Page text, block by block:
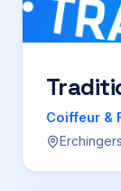
Werbung
Für Firmen
Coiffeur &